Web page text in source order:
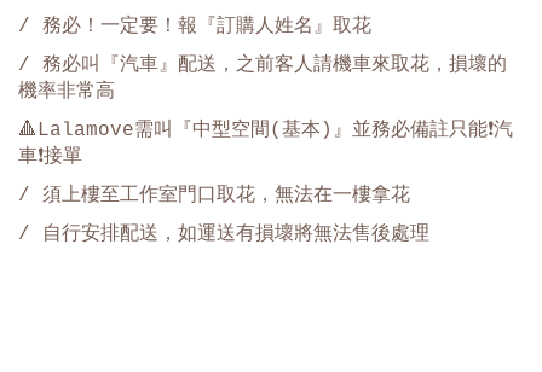
/ 務必！一定要！報『訂購人姓名』取花
/ 務必叫『汽車』配送，之前客人請機車來取花，損壞的
機率非常高
🔺Lalamove需叫『中型空間(基本)』並務必備註只能❗️汽
車❗️接單
/ 須上樓至工作室門口取花，無法在一樓拿花
/
自行安排配送，如運送有損壞將無法售後處理